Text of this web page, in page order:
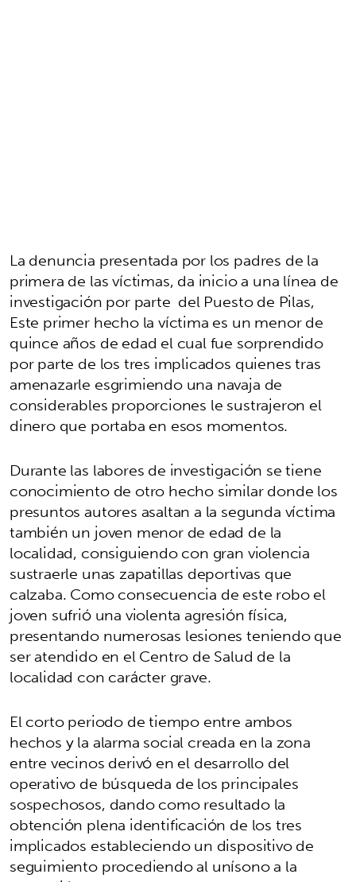
La denuncia presentada por los padres de la
primera de las víctimas, da inicio a una línea de
investigación por parte del Puesto de Pilas,
Este primer hecho la víctima es un menor de
quince años de edad el cual fue sorprendido
por parte de los tres implicados quienes tras
amenazarle esgrimiendo una navaja de
considerables proporciones le sustrajeron el
dinero que portaba en esos momentos.
Durante las labores de investigación se tiene
conocimiento de otro hecho similar donde los
presuntos autores asaltan a la segunda víctima
también un joven menor de edad de la
localidad, consiguiendo con gran violencia
sustraerle unas zapatillas deportivas que
calzaba. Como consecuencia de este robo el
joven sufrió una violenta agresión física,
presentando numerosas lesiones teniendo que
ser atendido en el Centro de Salud de la
localidad con carácter grave.
El corto periodo de tiempo entre ambos
hechos y la alarma social creada en la zona
entre vecinos derivó en el desarrollo del
operativo de búsqueda de los principales
sospechosos, dando como resultado la
obtención plena identificación de los tres
implicados estableciendo un dispositivo de
seguimiento procediendo al unísono a la